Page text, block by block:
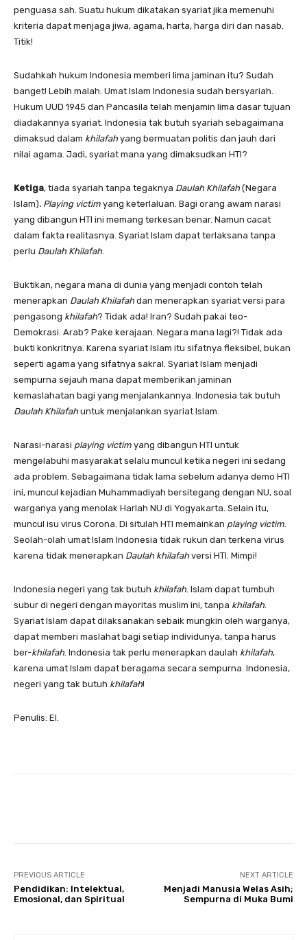
penguasa sah. Suatu hukum dikatakan syariat jika memenuhi
kriteria dapat menjaga jiwa, agama, harta, harga diri dan nasab.
Titik!
Sudahkah hukum Indonesia memberi lima jaminan itu? Sudah
banget! Lebih malah. Umat Islam Indonesia sudah bersyariah.
Hukum UUD 1945 dan Pancasila telah menjamin lima dasar tujuan
diadakannya syariat. Indonesia tak butuh syariah sebagaimana
dimaksud dalam khilafah yang bermuatan politis dan jauh dari
nilai agama. Jadi, syariat mana yang dimaksudkan HTI?
Ketiga, tiada syariah tanpa tegaknya Daulah Khilafah (Negara
Islam). Playing victim yang keterlaluan. Bagi orang awam narasi
yang dibangun HTI ini memang terkesan benar. Namun cacat
dalam fakta realitasnya. Syariat Islam dapat terlaksana tanpa
perlu Daulah Khilafah
Buktikan, negara mana di dunia yang menjadi contoh telah
menerapkan Daulah Khilafah dan menerapkan syariat versi para
pengasong khilafah? Tidak ada! Iran? Sudah pakai teo-
Demokrasi. Arab? Pake kerajaan. Negara mana lagi?! Tidak ada
bukti konkritnya. Karena syariat Islam itu sifatnya fleksibel, bukan
seperti agama yang sifatnya sakral. Syariat Islam menjadi
sempurna sejauh mana dapat memberikan jaminan
kemaslahatan bagi yang menjalankannya. Indonesia tak butuh
Daulah Khilafah untuk menjalankan syariat Islam.
Narasi-narasi playing victim yang dibangun HTI untuk
mengelabuhi masyarakat selalu muncul ketika negeri ini sedang
ada problem. Sebagaimana tidak lama sebelum adanya demo HTI
ini, muncul kejadian Muhammadiyah bersitegang dengan NU, soal
warganya yang menolak Harlah NU di Yogyakarta. Selain itu,
muncul isu virus Corona. Di situlah HTI memainkan playing victim
Seolah-olah umat Islam Indonesia tidak rukun dan terkena virus
karena tidak menerapkan Daulah khilafah versi HTI. Mimpi!
Indonesia negeri yang tak butuh khilafah . Islam dapat tumbuh
subur di negeri dengan mayoritas muslim ini, tanpa khilafah
Syariat Islam dapat dilaksanakan sebaik mungkin oleh warganya,
dapat memberi maslahat bagi setiap individunya, tanpa harus
ber-khilafah . Indonesia tak perlu menerapkan daulah khilafah,
karena umat Islam dapat beragama secara sempurna. Indonesia,
negeri yang tak butuh khilafah!
Penulis: EI.
PREVIOUS ARTICLE
Pendidikan: Intelektual,
Emosional, dan Spiritual
NEXT ARTICLE
Menjadi Manusia Welas Asih;
Sempurna di Muka Bumi